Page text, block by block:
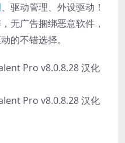
、驱动管理、外设驱动！
无广告捆绑恶意软件，
的不错选择。